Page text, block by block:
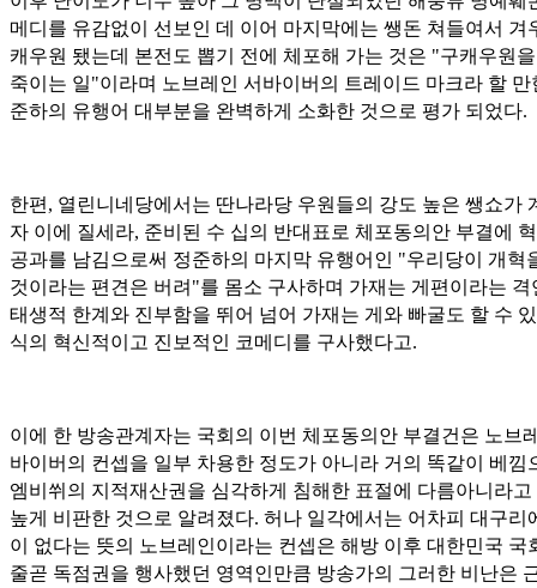
메디를 유감없이 선보인 데 이어 마지막에는 쌩돈 쳐들여서 겨
캐우원 됐는데 본전도 뽑기 전에 체포해 가는 것은 "구캐우원
죽이는 일"이라며 노브레인 서바이버의 트레이드 마크라 할 만
준하의 유행어 대부분을 완벽하게 소화한 것으로 평가 되었다.
한편, 열린니네당에서는 딴나라당 우원들의 강도 높은 쌩쇼가
자 이에 질세라, 준비된 수 십의 반대표로 체포동의안 부결에
공과를 남김으로써 정준하의 마지막 유행어인 "우리당이 개혁
것이라는 편견은 버려"를 몸소 구사하며 가재는 게편이라는 격
태생적 한계와 진부함을 뛰어 넘어 가재는 게와 빠굴도 할 수
식의 혁신적이고 진보적인 코메디를 구사했다고.
이에 한 방송관계자는 국회의 이번 체포동의안 부결건은 노브
바이버의 컨셉을 일부 차용한 정도가 아니라 거의 똑같이 베낌
엠비쒸의 지적재산권을 심각하게 침해한 표절에 다름아니라고
높게 비판한 것으로 알려졌다. 허나 일각에서는 어차피 대구리
이 없다는 뜻의 노브레인이라는 컨셉은 해방 이후 대한민국 국
줄곧 독점권을 행사했던 영역인만큼 방송가의 그러한 비난은